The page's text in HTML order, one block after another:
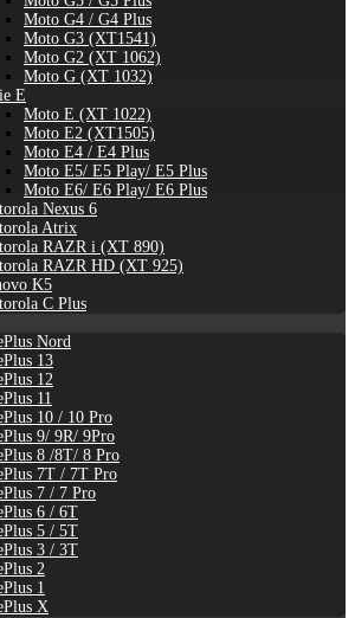
Moto G4 / G4 Plus
Moto G3 (XT1541)
Moto G2 (XT 1062)
Moto G (XT 1032)
E
Moto E (XT 1022)
Moto E2 (XT1505)
Moto E4 / E4 Plus
Moto E5/ E5 Play/ E5 Plus
Moto E6/ E6 Play/ E6 Plus
Nexus 6
Atrix
RAZR i (XT 890)
RAZR HD (XT 925)
K5
C Plus
Nord
13
12
11
10 / 10 Pro
9/ 9R/ 9Pro
8 /8T/ 8 Pro
7T / 7T Pro
7 / 7 Pro
6 / 6T
5 / 5T
3 / 3T
2
1
X